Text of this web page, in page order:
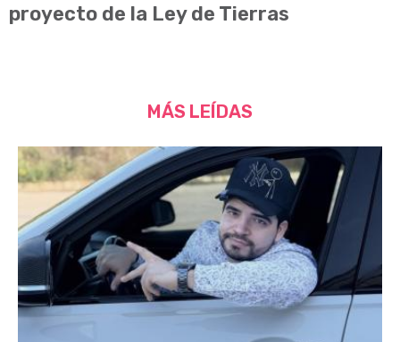
proyecto de la Ley de Tierras
MÁS LEÍDAS